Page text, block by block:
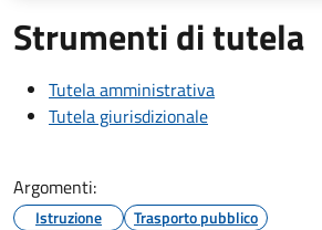
Strumenti di tutela
Tutela amministrativa
Tutela giurisdizionale
Argomenti:
Istruzione Trasporto pubblico